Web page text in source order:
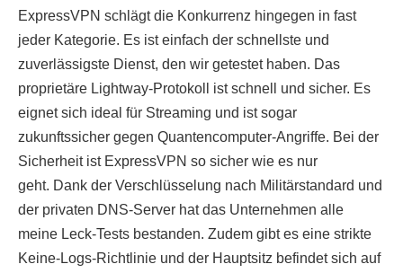
ExpressVPN schlägt die Konkurrenz hingegen in fast
jeder Kategorie. Es ist einfach der schnellste und
zuverlässigste Dienst, den wir getestet haben. Das
proprietäre Lightway-Protokoll ist schnell und sicher. Es
eignet sich ideal für Streaming und ist sogar
zukunftssicher gegen Quantencomputer-Angriffe. Bei der
Sicherheit ist ExpressVPN so sicher wie es nur
geht. Dank der Verschlüsselung nach Militärstandard und
der privaten DNS-Server hat das Unternehmen alle
meine Leck-Tests bestanden. Zudem gibt es eine strikte
Keine-Logs-Richtlinie und der Hauptsitz befindet sich auf